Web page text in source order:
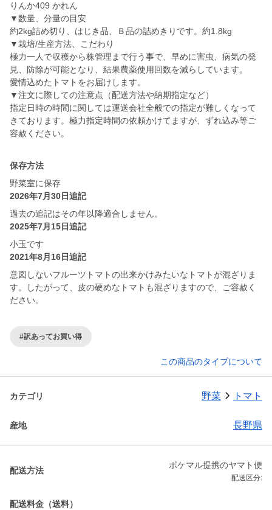
りんか409 かれん
▼数量、分量の目安
約2kg詰め切り、はじき品、Ｂ品の詰めきりです。約1.8kg
▼栽培/生産方法、こだわり
極力一人で収穫から株管理まで行う事で、早めに害虫、病気の発
見、防除が可能となり、結果農薬使用回数を減らしています。
愛情込めたトマトをお届けします。
▼注文に際しての注意点（配送方法や納期指定など）
指定日時の時間に関しては運送会社全般での指定が難しくなって
きております。極力指定時間の依頼かけてますが、ずれ込み等ご
容赦ください。
保存方法
野菜室に保存
2026年7月30日追記
過去の追記はその年以降適合しません。
2025年7月15日追記
小玉です
2021年8月16日追記
意図しないフルーツトマトの出来かけみたいなトマトが混ざりま
す。したがって、皮の硬めなトマトも混ざりますので、ご容赦く
ださい。
#訳あってお買い得
この商品のタイプについて
カテゴリ 野菜 トマト
産地 長野県
配送方法
ポケマル提携のヤマト便
配送区分:
配送料金（送料）